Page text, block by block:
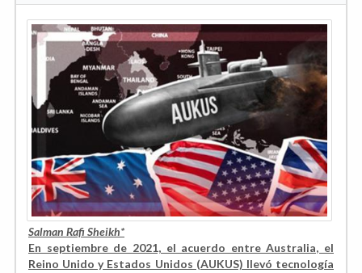
Salman Rafi Sheikh*
En septiembre de 2021, el acuerdo entre Australia, el
Reino Unido y Estados Unidos (AUKUS) llevó tecnología